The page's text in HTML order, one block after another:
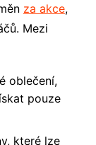
za akce,
Mezi
oblečení,
pouze
které lze